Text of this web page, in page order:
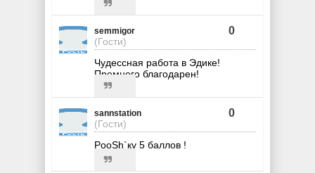
semmigor
(Гости)
0
Чудессная работа в Эдике!
Премного благодарен!
sannstation
(Гости)
0
PooSh`ку 5 баллов !